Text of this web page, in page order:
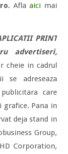
Aflaaici mai
PRINT
advertiseri,
cheie in cadrul
se adreseaza
care
grafice. Pana in
deja stand in
Group,
Corporation,